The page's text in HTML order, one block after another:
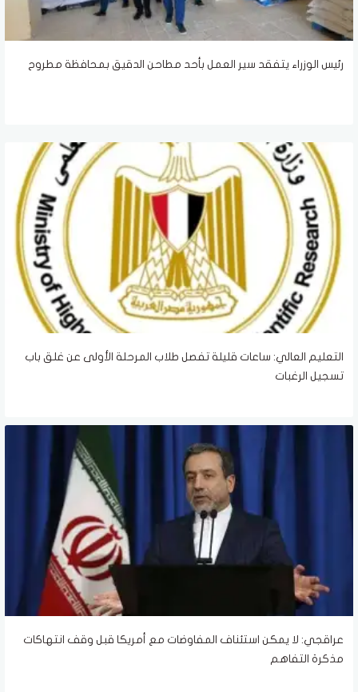
رئيس الوزراء يتفقد سير العمل بأحد مطاحن الدقيق بمحافظة مطروح
التعليم العالي: ساعات قليلة تفصل طلاب المرحلة الأولى عن غلق باب
تسجيل الرغبات
عراقجي: لا يمكن استئناف المفاوضات مع أمريكا قبل وقف انتهاكات
مذكرة التفاهم